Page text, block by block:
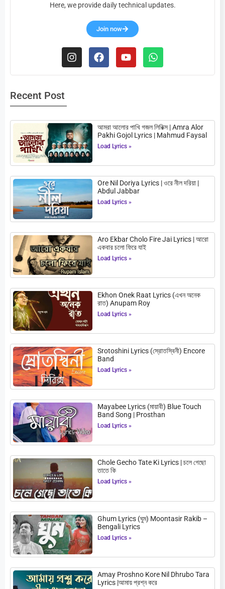
Here, we provide daily technical updates.
Join now
Recent Post
আমরা আলোর পাখি গজল লিরিক্স | Amra Alor
Pakhi Gojol Lyrics | Mahmud Faysal
Load Lyrics »
Ore Nil Doriya Lyrics | ওরে নীল দরিয়া |
Abdul Jabbar
Load Lyrics »
Aro Ekbar Cholo Fire Jai Lyrics | আরো
একবার চলো ফিরে যাই
Load Lyrics »
Ekhon Onek Raat Lyrics (এখন অনেক
রাত) Anupam Roy
Load Lyrics »
Srotoshini Lyrics (স্রোতস্বিনী) Encore
Band
Load Lyrics »
Mayabee Lyrics (মায়াবী) Blue Touch
Band Song | Prosthan
Load Lyrics »
Chole Gecho Tate Ki Lyrics | চলে গেছো
তাতে কি
Load Lyrics »
Ghum Lyrics (ঘুম) Moontasir Rakib –
Bengali Lyrics
Load Lyrics »
Amay Proshno Kore Nil Dhrubo Tara
Lyrics |আমায় প্রশ্ন করে